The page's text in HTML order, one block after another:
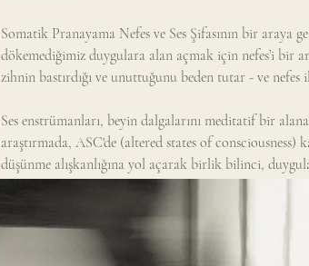
Somatik Pranayama Nefes ve Ses Şifasının bir
dökemediğimiz duygulara alan açmak için nefes’i bir
zihnin bastırdığı ve unuttuğunu beden tutar - ve
Ses enstrümanları, beyin dalgalarını meditatif bir
araştırmada, ASC'de (altered states of
düşünme alışkanlığına yol açarak birlik bilinci,